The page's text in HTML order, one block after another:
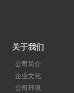
关于我们
公司简介
企业文化
公司环境